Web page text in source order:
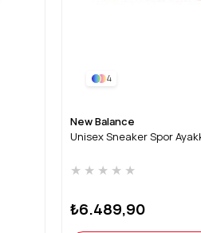
4
New Balance
Unisex Sneaker Spor
★ ★ ★ ★ ★
₺6.489,90